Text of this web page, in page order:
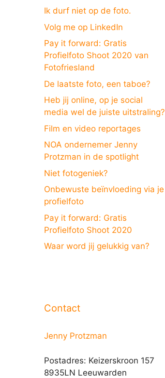
Ik durf niet op de foto.
Volg me op LinkedIn
Pay it forward: Gratis
Profielfoto Shoot 2020 van
Fotofriesland
De laatste foto, een taboe?
Heb jij online, op je social
media wel de juiste uitstraling?
Film en video reportages
NOA ondernemer Jenny
Protzman in de spotlight
Niet fotogeniek?
Onbewuste beïnvloeding via je
profielfoto
Pay it forward: Gratis
Profielfoto Shoot 2020
Waar word jij gelukkig van?
Contact
Jenny Protzman
Postadres: Keizerskroon 157
8935LN Leeuwarden